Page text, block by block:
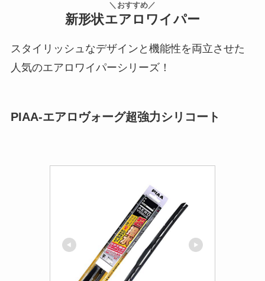
＼おすすめ／
新形状エアロワイパー
スタイリッシュなデザインと機能性を両立させた
人気のエアロワイパーシリーズ！
PIAA-エアロヴォーグ超強力シリコート